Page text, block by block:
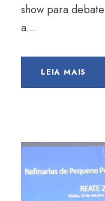
show para
a...
LEIA MAIS